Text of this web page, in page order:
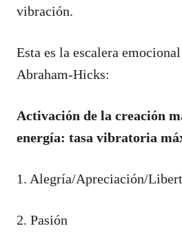
vibración.
Esta es la escalera
Abraham-Hicks:
Activación de la creación
energía: tasa vibratoria
1. Alegría/Apreciación/
2. Pasión